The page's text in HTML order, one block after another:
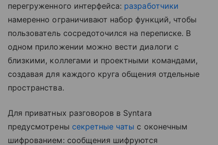
перегруженного интерфейса: разработчики
намеренно ограничивают набор функций, чтобы
пользователь сосредоточился на переписке. В
одном приложении можно вести диалоги с
близкими, коллегами и проектными командами,
создавая для каждого круга общения отдельные
пространства.
Для приватных разговоров в Syntara
предусмотрены секретные чаты с оконечным
шифрованием: сообщения шифруются